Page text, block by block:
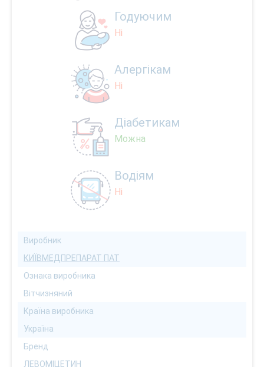
Годуючим
Ні
Алергікам
Ні
Діабетикам
Можна
Водіям
Ні
Виробник
КИЇВМЕДПРЕПАРАТ ПАТ
Ознака виробника
Вітчизняний
Країна виробника
Україна
Бренд
ЛЕВОМІЦЕТИН